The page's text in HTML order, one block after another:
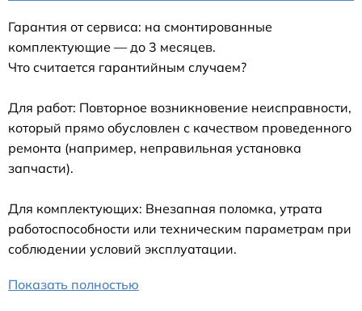
Гарантия от сервиса: на смонтированные
комплектующие — до 3 месяцев.
Что считается гарантийным случаем?
Для работ: Повторное возникновение неисправности,
который прямо обусловлен с качеством проведенного
ремонта (например, неправильная установка
запчасти).
Для комплектующих: Внезапная поломка, утрата
работоспособности или техническим параметрам при
соблюдении условий эксплуатации.
Показать полностью